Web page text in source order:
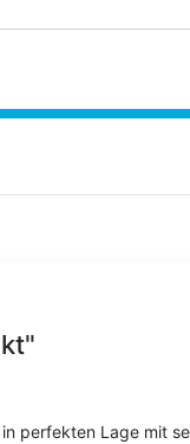
perfekten Lage mit